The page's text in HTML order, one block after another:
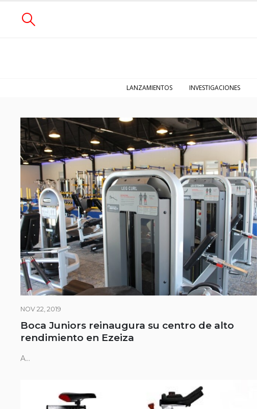
LANZAMIENTOS INVESTIGACIONES
NOV 22, 2019
Boca Juniors reinaugura su centro de alto
rendimiento en Ezeiza
A...